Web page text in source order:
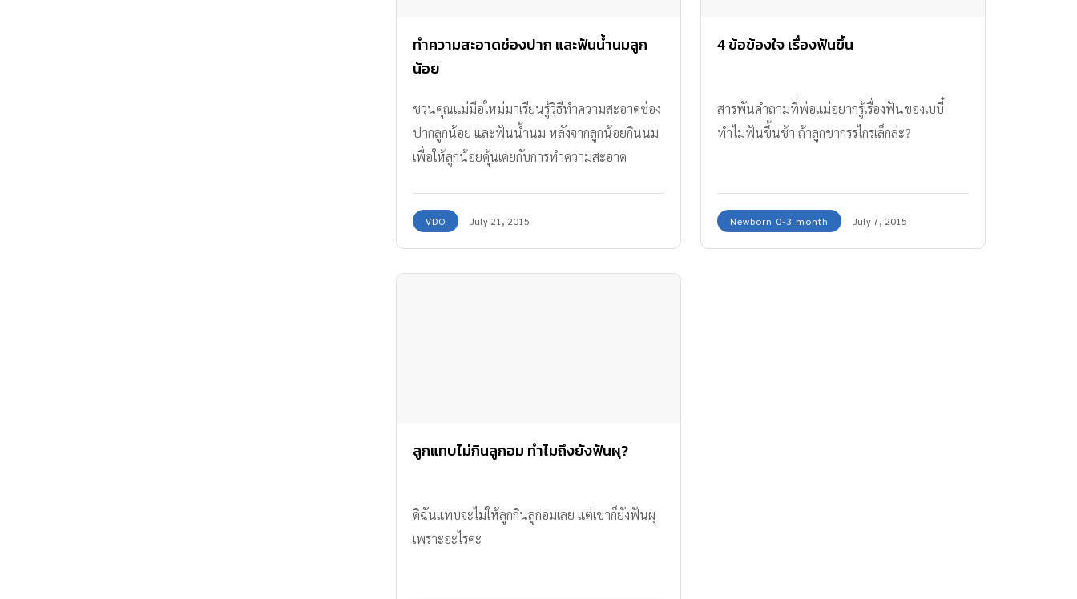
ทำความสะอาดช่องปาก และฟันน้ำนมลูก
น้อย
ชวนคุณแม่มือใหม่มาเรียนรู้วิธีทำความสะอาดช่อง
ปากลูกน้อย และฟันน้ำนม หลังจากลูกน้อยกินนม
เพื่อให้ลูกน้อยคุ้นเคยกับการทำความสะอาด
VDO July 21, 2015
4 ข้อข้องใจ เรื่องฟันขึ้น
สารพันคำถามที่พ่อแม่อยากรู้เรื่องฟันของเบบี๋
ทำไมฟันขึ้นช้า ถ้าลูกขากรรไกรเล็กล่ะ?
Newborn 0-3 month July 7, 2015
ลูกแทบไม่กินลูกอม ทำไมถึงยังฟันผุ?
ดิฉันแทบจะไม่ให้ลูกกินลูกอมเลย แต่เขาก็ยังฟันผุ
เพราะอะไรคะ